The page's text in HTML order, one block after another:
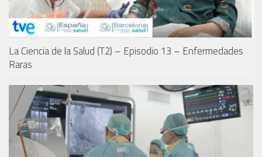
La Ciencia de la Salud (T2) – Episodio 13 – Enfermedades
Raras